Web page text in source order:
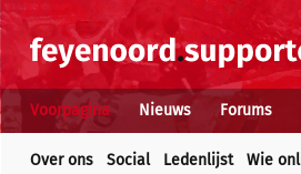
Voorpagina Nieuws Forums
Over ons Social Ledenlijst Wie